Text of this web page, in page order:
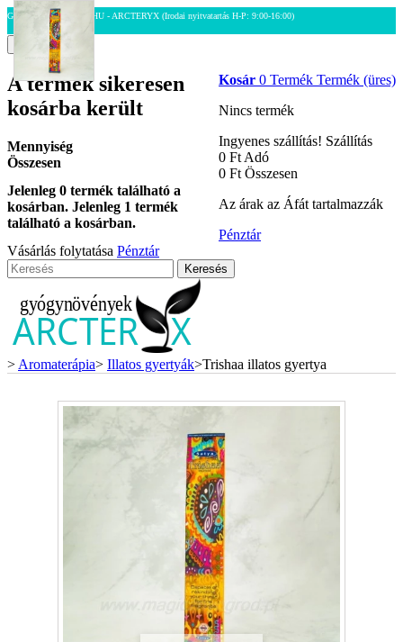
GYOGY-NOVENYEK.HU - ARCTERYX (Irodai nyitvatartás H-P: 9:00-16:00)
Kosár 0 Termék Termék (üres)
Nincs termék
Ingyenes szállítás! Szállítás
0 Ft‎ Adó
0 Ft‎ Összesen
Az árak az Áfát tartalmazzák
Pénztár
A termék sikeresen
kosárba került
Mennyiség
Összesen
Jelenleg 0 termék található a
kosárban. Jelenleg 1 termék
található a kosárban.
Vásárlás folytatása Pénztár
Keresés
> Aromaterápia> Illatos gyertyák>Trishaa illatos gyertya